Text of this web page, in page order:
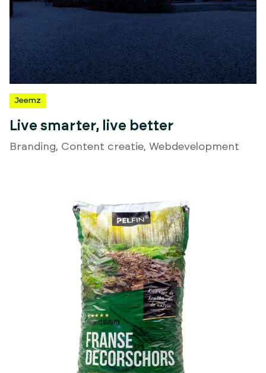
Jeemz
Live smarter, live better
Branding, Content creatie, Webdevelopment